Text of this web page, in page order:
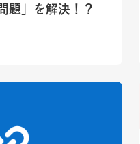
題」を解決！？